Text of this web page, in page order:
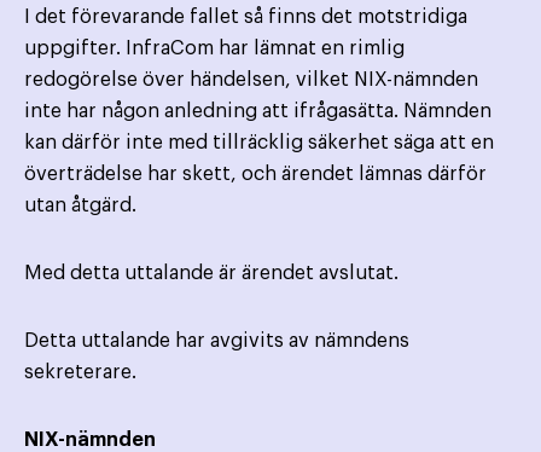
I det förevarande fallet så finns det motstridiga
uppgifter. InfraCom har lämnat en rimlig
redogörelse över händelsen, vilket NIX-nämnden
inte har någon anledning att ifrågasätta. Nämnden
kan därför inte med tillräcklig säkerhet säga att en
överträdelse har skett, och ärendet lämnas därför
utan åtgärd.
Med detta uttalande är ärendet avslutat.
Detta uttalande har avgivits av nämndens
sekreterare.
NIX-nämnden